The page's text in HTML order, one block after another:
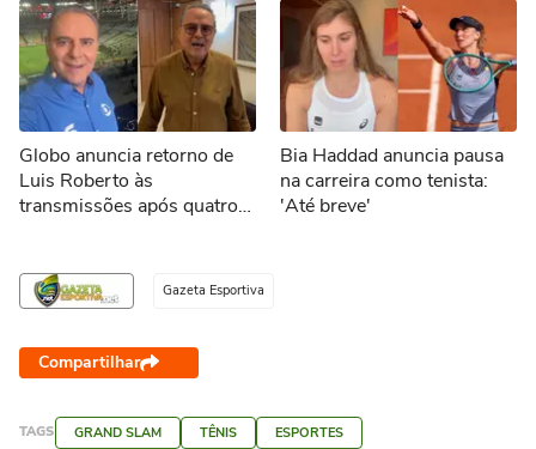
Globo anuncia retorno de
Luis Roberto às
transmissões após quatro
Bia Haddad anuncia pausa
na carreira como tenista:
'Até breve'
Gazeta Esportiva
Compartilhar
TAGS GRAND SLAM TÊNIS ESPORTES